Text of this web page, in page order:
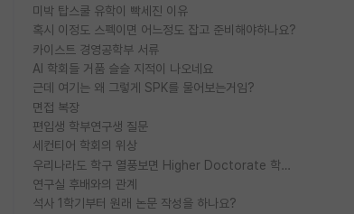
미박 탑스쿨 유학이 빡세진 이유
혹시 이정도 스펙이면 어느정도 잡고 준비해야하나요?
카이스트 경영공학부 서류
AI 학회들 거품 슬슬 지적이 나오네요
근데 여기는 왜 그렇게 SPK를 물어보는거임?
면접 복장
편입생 학부연구생 질문
세컨티어 학회의 위상
우리나라도 학구 열풍보면 Higher Doctorate 학위가 필요하다고 봅니다.
연구실 후배와의 관계
석사 1학기부터 원래 논문 작성을 하나요?